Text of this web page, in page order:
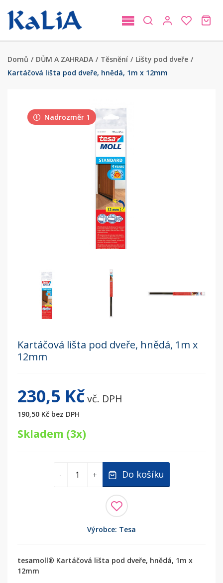
Domů / DŮM A ZAHRADA / Těsnění / Lišty pod dveře /
Kartáčová lišta pod dveře, hnědá, 1m x 12mm
Nadrozměr 1
Kartáčová lišta pod dveře, hnědá, 1m x
12mm
230,5 Kčvč. DPH
190,50 Kč bez DPH
Skladem (3x)
- + Do košíku
Výrobce: Tesa
tesamoll® Kartáčová lišta pod dveře, hnědá, 1m x
12mm